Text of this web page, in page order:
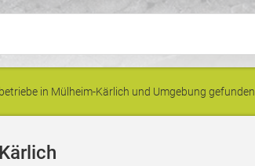
in Mülheim-Kärlich und Umgebung gefunden